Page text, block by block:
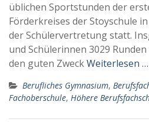
üblichen Sportstunden der
Förderkreises der Stoyschule
der Schülervertretung statt.
und Schülerinnen 3029
den guten ZweckWeiterlesen …
Berufliches Gymnasium,
Fachoberschule, Höhere